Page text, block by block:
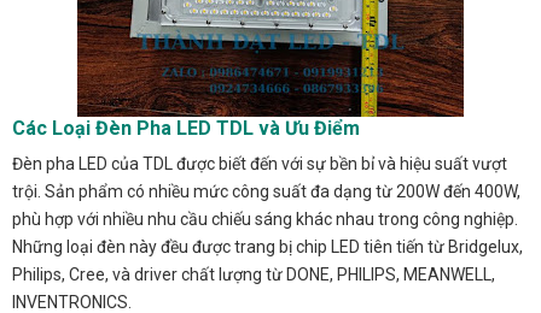
Các Loại Đèn Pha LED TDL và Ưu Điểm
Đèn pha LED của TDL được biết đến với sự bền bỉ và hiệu suất vượt
trội. Sản phẩm có nhiều mức công suất đa dạng từ 200W đến 400W,
phù hợp với nhiều nhu cầu chiếu sáng khác nhau trong công nghiệp.
Những loại đèn này đều được trang bị chip LED tiên tiến từ Bridgelux,
Philips, Cree, và driver chất lượng từ DONE, PHILIPS, MEANWELL,
INVENTRONICS.